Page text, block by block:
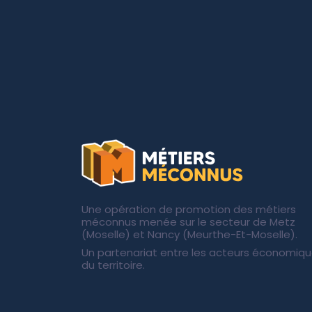
Une opération de promotion des métiers
méconnus menée sur le secteur de Metz
(Moselle) et Nancy (Meurthe-Et-Moselle).
Un partenariat entre les acteurs
du territoire.